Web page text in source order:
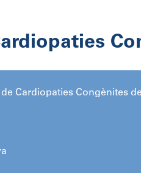
Cardiopaties Congènites de